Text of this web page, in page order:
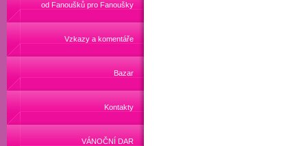
od Fanoušků pro Fanoušky
Vzkazy a komentáře
Bazar
Kontakty
VÁNOČNÍ DAR